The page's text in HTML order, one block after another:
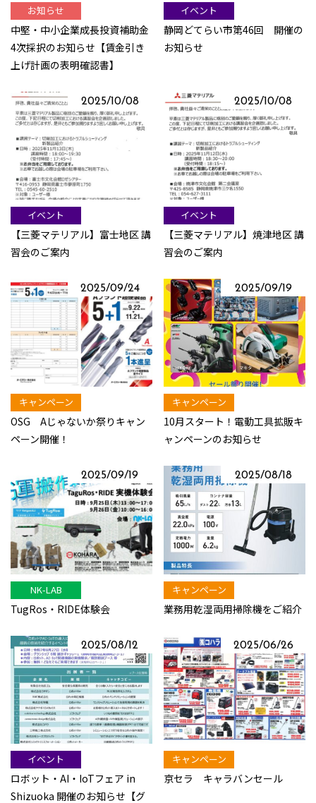
お知らせ
中堅・中小企業成長投資補助金
4次採択のお知らせ【賃金引き
上げ計画の表明確認書】
イベント
静岡どてらい市第46回 開催の
お知らせ
2025/10/08
イベント
【三菱マテリアル】富士地区 講
習会のご案内
2025/10/08
イベント
【三菱マテリアル】焼津地区 講
習会のご案内
2025/09/24
キャンペーン
OSG Aじゃないか祭りキャン
ペーン開催！
2025/09/19
キャンペーン
10月スタート！電動工具拡販キ
ャンペーンのお知らせ
2025/09/19
NK-LAB
TugRos・RIDE体験会
2025/08/18
キャンペーン
業務用乾湿両用掃除機をご紹介
2025/08/12
イベント
ロボット・AI・IoTフェア in
Shizuoka 開催のお知らせ【グ
2025/06/26
キャンペーン
京セラ キャラバンセール